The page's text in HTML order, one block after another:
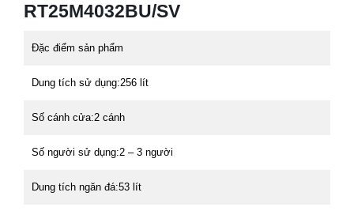
RT25M4032BU/SV
Đặc điểm sản phẩm
Dung tích sử dụng:256 lít
Số cánh cửa:2 cánh
Số người sử dụng:2 – 3 người
Dung tích ngăn đá:53 lít